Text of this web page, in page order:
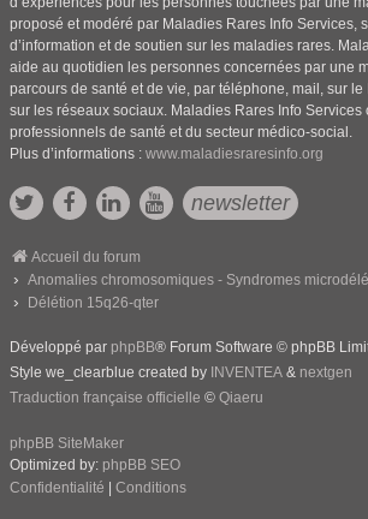
proposé et modéré par Maladies Rares Info Services,
d’information et de soutien sur les maladies rares.
aide au quotidien les personnes concernées par une
parcours de santé et de vie, par téléphone, mail, sur
sur les réseaux sociaux. Maladies Rares Info Services
professionnels de santé et du secteur médico-social.
Plus d’informations : www.maladiesraresinfo.org
newsletter
Accueil du forum
Anomalies chromosomiques - Syndromes
Délétion 15q26-qter
Développé par phpBB® Forum Software © phpBB
Style we_clearblue created by INVENTEA & nextgen
Traduction française officielle © Qiaeru
phpBB SiteMaker
Optimized by: phpBB SEO
Confidentialité
Conditions